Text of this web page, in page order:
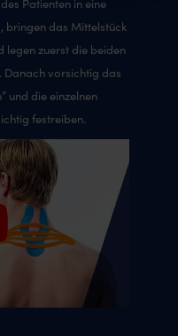
Patienten in eine
bringen das Mittelstück
legen zuerst die beiden
Danach vorsichtig das
und die einzelnen
festreiben.